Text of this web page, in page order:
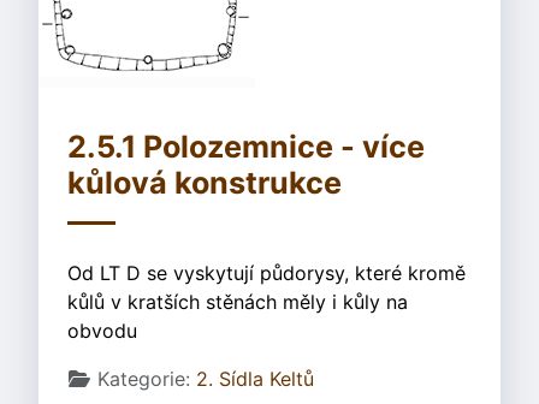
2.5.1 Polozemnice - více
kůlová konstrukce
Od LT D se vyskytují půdorysy, které kromě
kůlů v kratších stěnách měly i kůly na
obvodu
Základní údaje
Kategorie: 2. Sídla Keltů